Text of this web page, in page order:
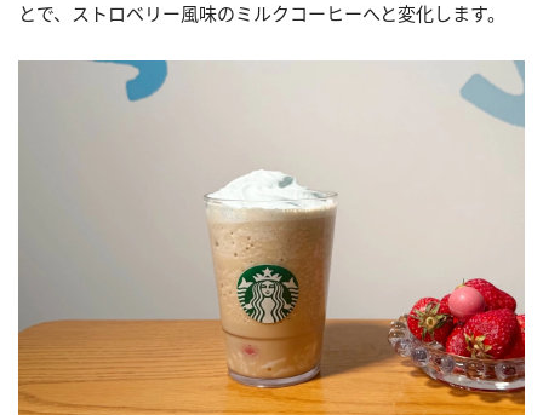
とで、ストロベリー風味のミルクコーヒーへと変化します。